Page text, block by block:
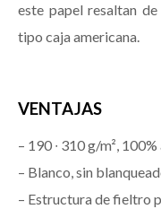
este papel resaltan
tipo caja americana.
VENTAJAS
– 190 ∙ 310 g/m²,
– Blanco, sin
– Estructura de fieltro